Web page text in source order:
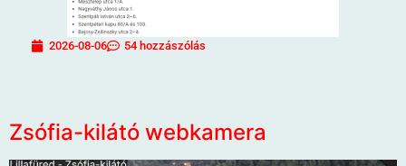
2026-08-06 54 hozzászólás
Zsófia-kilátó webkamera